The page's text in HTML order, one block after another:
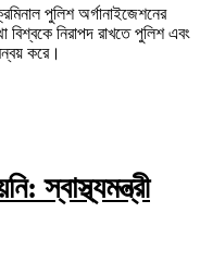
পুলিশ অর্গানাইজেশনের
নিরাপদ রাখতে পুলিশ এবং
করে।
স্বাস্থ্যমন্ত্রী